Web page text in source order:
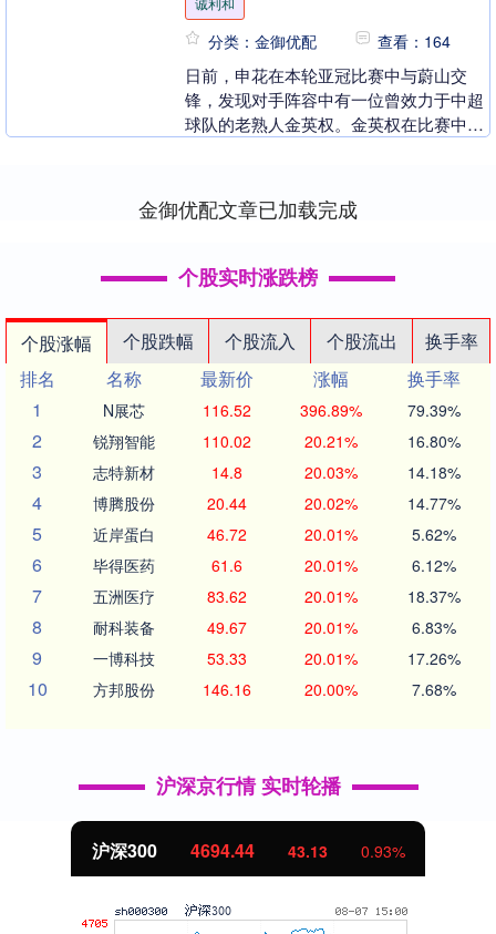
分类：金御优配 查看：164
日前，申花在本轮亚冠比赛中与蔚山交
锋，发现对手阵容中有一位曾效力于中超
球队的老熟人金英权。金英权在比赛中表
金御优配文章已加载完成
个股实时涨跌榜
个股涨幅 个股跌幅 个股流入 个股流出
换手率
排名
名称 最新价 涨幅
换手率
1
N展芯 116.52 396.89% 79.39%
2 锐翔智能 110.02 20.21% 16.80%
3 志特新材 14.8 20.03% 14.18%
4 博腾股份 20.44 20.02% 14.77%
5 近岸蛋白 46.72 20.01% 5.62%
6 毕得医药 61.6 20.01% 6.12%
7 五洲医疗 83.62 20.01% 18.37%
8 耐科装备 49.67 20.01% 6.83%
9 一博科技 53.33 20.01% 17.26%
10 方邦股份 146.16 20.00% 7.68%
沪深京行情 实时轮播
沪深300 4694.44 43.13 0.93%